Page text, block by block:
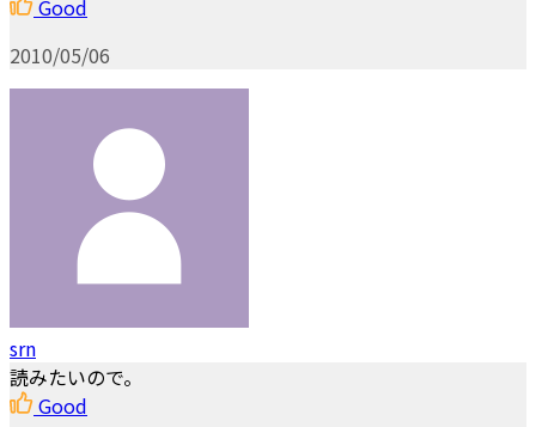
Good
2010/05/06
srn
読みたいので。
Good